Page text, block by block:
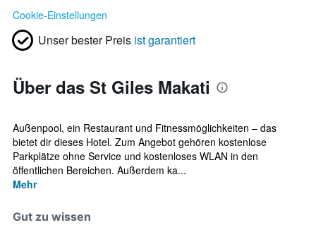
Cookie-Einstellungen
Unser bester Preis ist garantiert
Über das St Giles Makati
Außenpool, ein Restaurant und Fitnessmöglichkeiten – das
bietet dir dieses Hotel. Zum Angebot gehören kostenlose
Parkplätze ohne Service und kostenloses WLAN in den
öffentlichen Bereichen. Außerdem ka...
Mehr
Gut zu wissen